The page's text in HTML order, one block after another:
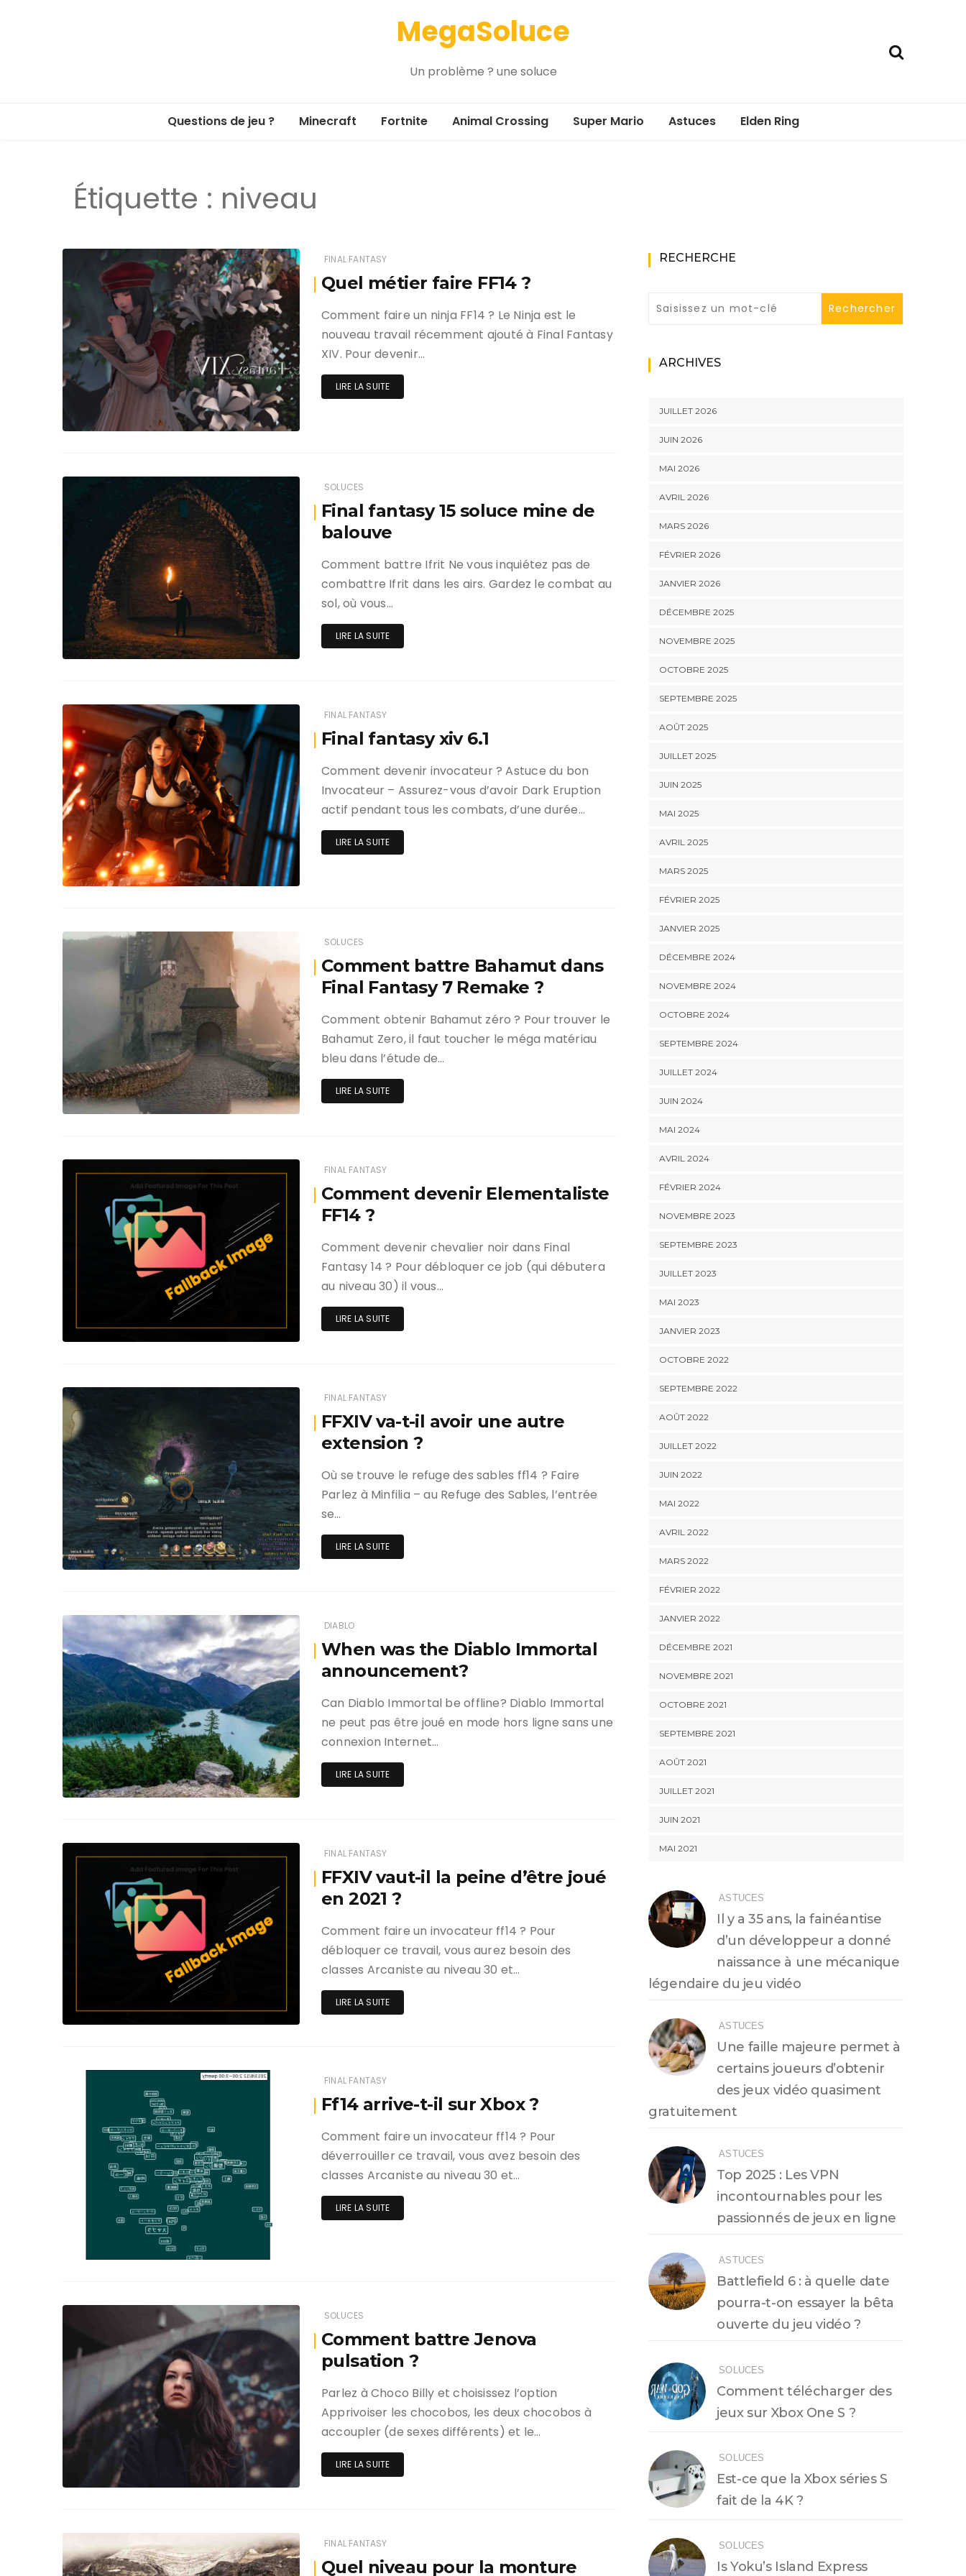
MegaSoluce
Un problème ? une soluce
Questions de jeu ? Minecraft Fortnite Animal Crossing Super Mario Astuces Elden Ring
Étiquette : niveau
FINAL FANTASY
Quel métier faire FF14 ?
Comment faire un ninja FF14 ? Le Ninja est le
nouveau travail récemment ajouté à Final Fantasy
XIV. Pour devenir…
LIRE LA SUITE
SOLUCES
Final fantasy 15 soluce mine de
balouve
Comment battre Ifrit Ne vous inquiétez pas de
combattre Ifrit dans les airs. Gardez le combat au
sol, où vous…
LIRE LA SUITE
FINAL FANTASY
Final fantasy xiv 6.1
Comment devenir invocateur ? Astuce du bon
Invocateur – Assurez-vous d’avoir Dark Eruption
actif pendant tous les combats, d’une durée…
LIRE LA SUITE
SOLUCES
Comment battre Bahamut dans
Final Fantasy 7 Remake ?
Comment obtenir Bahamut zéro ? Pour trouver le
Bahamut Zero, il faut toucher le méga matériau
bleu dans l’étude de…
LIRE LA SUITE
FINAL FANTASY
Comment devenir Elementaliste
FF14 ?
Comment devenir chevalier noir dans Final
Fantasy 14 ? Pour débloquer ce job (qui débutera
au niveau 30) il vous…
LIRE LA SUITE
FINAL FANTASY
FFXIV va-t-il avoir une autre
extension ?
Où se trouve le refuge des sables ff14 ? Faire
Parlez à Minfilia – au Refuge des Sables, l’entrée
se…
LIRE LA SUITE
DIABLO
When was the Diablo Immortal
announcement?
Can Diablo Immortal be offline? Diablo Immortal
ne peut pas être joué en mode hors ligne sans une
connexion Internet…
LIRE LA SUITE
FINAL FANTASY
FFXIV vaut-il la peine d’être joué
en 2021 ?
Comment faire un invocateur ff14 ? Pour
débloquer ce travail, vous aurez besoin des
classes Arcaniste au niveau 30 et…
LIRE LA SUITE
FINAL FANTASY
Ff14 arrive-t-il sur Xbox ?
Comment faire un invocateur ff14 ? Pour
déverrouiller ce travail, vous avez besoin des
classes Arcaniste au niveau 30 et…
LIRE LA SUITE
SOLUCES
Comment battre Jenova
pulsation ?
Parlez à Choco Billy et choisissez l’option
Apprivoiser les chocobos, les deux chocobos à
accoupler (de sexes différents) et le…
LIRE LA SUITE
FINAL FANTASY
Quel niveau pour la monture
RECHERCHE
ARCHIVES
JUILLET 2026
JUIN 2026
MAI 2026
AVRIL 2026
MARS 2026
FÉVRIER 2026
JANVIER 2026
DÉCEMBRE 2025
NOVEMBRE 2025
OCTOBRE 2025
SEPTEMBRE 2025
AOÛT 2025
JUILLET 2025
JUIN 2025
MAI 2025
AVRIL 2025
MARS 2025
FÉVRIER 2025
JANVIER 2025
DÉCEMBRE 2024
NOVEMBRE 2024
OCTOBRE 2024
SEPTEMBRE 2024
JUILLET 2024
JUIN 2024
MAI 2024
AVRIL 2024
FÉVRIER 2024
NOVEMBRE 2023
SEPTEMBRE 2023
JUILLET 2023
MAI 2023
JANVIER 2023
OCTOBRE 2022
SEPTEMBRE 2022
AOÛT 2022
JUILLET 2022
JUIN 2022
MAI 2022
AVRIL 2022
MARS 2022
FÉVRIER 2022
JANVIER 2022
DÉCEMBRE 2021
NOVEMBRE 2021
OCTOBRE 2021
SEPTEMBRE 2021
AOÛT 2021
JUILLET 2021
JUIN 2021
MAI 2021
ASTUCES
Il y a 35 ans, la fainéantise
d’un développeur a donné
naissance à une mécanique
légendaire du jeu vidéo
ASTUCES
Une faille majeure permet à
certains joueurs d’obtenir
des jeux vidéo quasiment
gratuitement
ASTUCES
Top 2025 : Les VPN
incontournables pour les
passionnés de jeux en ligne
ASTUCES
Battlefield 6 : à quelle date
pourra-t-on essayer la bêta
ouverte du jeu vidéo ?
SOLUCES
Comment télécharger des
jeux sur Xbox One S ?
SOLUCES
Est-ce que la Xbox séries S
fait de la 4K ?
SOLUCES
Is Yoku’s Island Express